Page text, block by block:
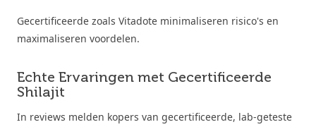
Gecertificeerde zoals Vitadote minimaliseren risico's en
maximaliseren voordelen.
Echte Ervaringen met Gecertificeerde
Shilajit
In reviews melden kopers van gecertificeerde, lab-geteste